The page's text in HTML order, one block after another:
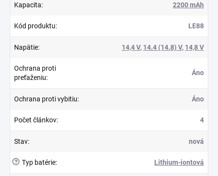
Kapacita: 2200 mAh
Kód produktu: LE88
Napätie: 14,4 V, 14.4 (14.8) V, 14,8 V
Ochrana proti
preťaženiu:
Áno
Ochrana proti vybitiu: Áno
Počet článkov: 4
Stav: nová
? Typ batérie: Lithium-iontová